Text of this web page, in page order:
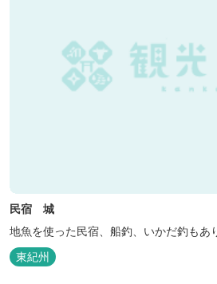
民宿 城
地魚を使った民宿、船釣、いかだ釣もあ
東紀州